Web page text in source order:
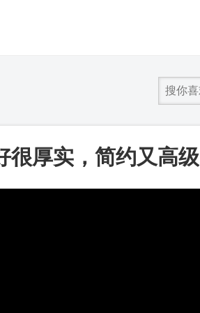
很厚实，简约又高级